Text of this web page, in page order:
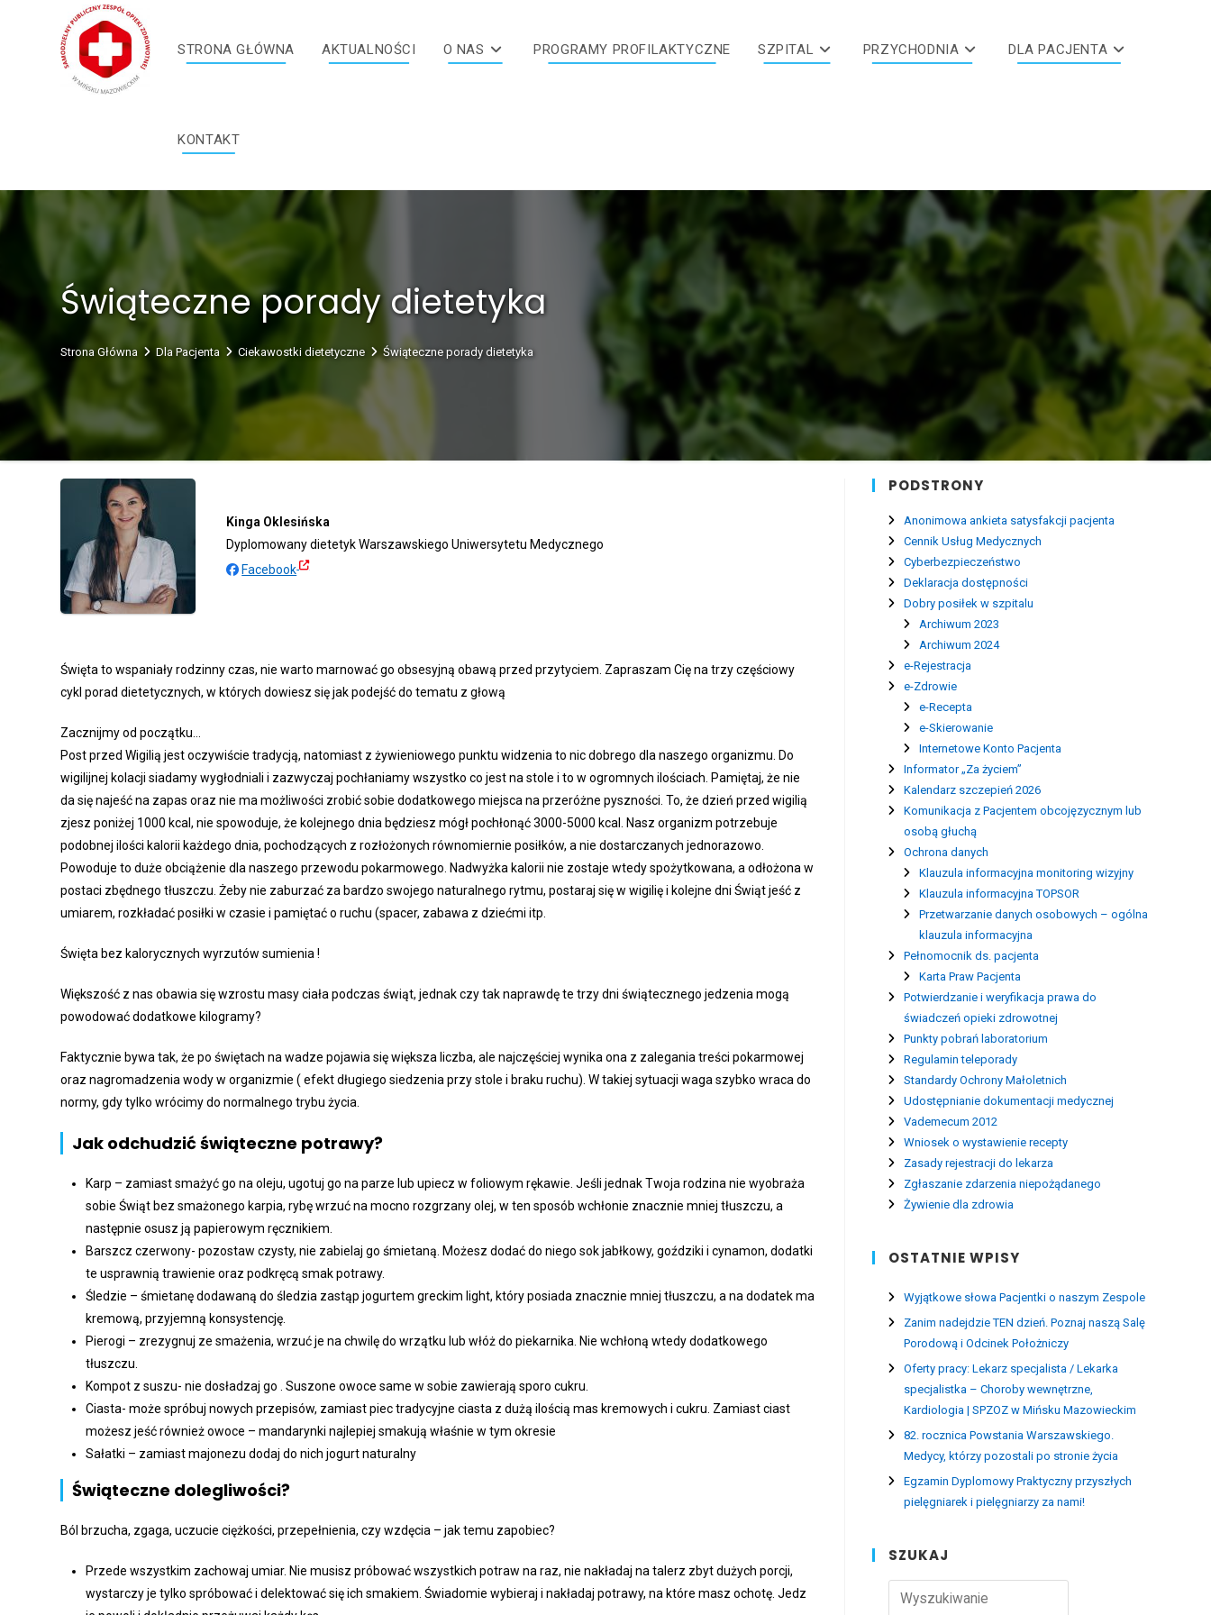
STRONA GŁÓWNA AKTUALNOŚCI O NAS PROGRAMY PROFILAKTYCZNE SZPITAL PRZYCHODNIA DLA PACJENTA
KONTAKT
Świąteczne porady dietetyka
Strona Główna Dla Pacjenta Ciekawostki dietetyczne Świąteczne porady dietetyka
Kinga Oklesińska
Dyplomowany dietetyk Warszawskiego Uniwersytetu Medycznego
Facebook
Święta to wspaniały rodzinny czas, nie warto marnować go obsesyjną obawą przed przytyciem. Zapraszam Cię na trzy częściowy
cykl porad dietetycznych, w których dowiesz się jak podejść do tematu z głową
Zacznijmy od początku…
Post przed Wigilią jest oczywiście tradycją, natomiast z żywieniowego punktu widzenia to nic dobrego dla naszego organizmu. Do
wigilijnej kolacji siadamy wygłodniali i zazwyczaj pochłaniamy wszystko co jest na stole i to w ogromnych ilościach. Pamiętaj, że nie
da się najeść na zapas oraz nie ma możliwości zrobić sobie dodatkowego miejsca na przeróżne pyszności. To, że dzień przed wigilią
zjesz poniżej 1000 kcal, nie spowoduje, że kolejnego dnia będziesz mógł pochłonąć 3000-5000 kcal. Nasz organizm potrzebuje
podobnej ilości kalorii każdego dnia, pochodzących z rozłożonych równomiernie posiłków, a nie dostarczanych jednorazowo.
Powoduje to duże obciążenie dla naszego przewodu pokarmowego. Nadwyżka kalorii nie zostaje wtedy spożytkowana, a odłożona w
postaci zbędnego tłuszczu. Żeby nie zaburzać za bardzo swojego naturalnego rytmu, postaraj się w wigilię i kolejne dni Świąt jeść z
umiarem, rozkładać posiłki w czasie i pamiętać o ruchu (spacer, zabawa z dziećmi itp.
Święta bez kalorycznych wyrzutów sumienia !
Większość z nas obawia się wzrostu masy ciała podczas świąt, jednak czy tak naprawdę te trzy dni świątecznego jedzenia mogą
powodować dodatkowe kilogramy?
Faktycznie bywa tak, że po świętach na wadze pojawia się większa liczba, ale najczęściej wynika ona z zalegania treści pokarmowej
oraz nagromadzenia wody w organizmie ( efekt długiego siedzenia przy stole i braku ruchu). W takiej sytuacji waga szybko wraca do
normy, gdy tylko wrócimy do normalnego trybu życia.
Jak odchudzić świąteczne potrawy?
Karp – zamiast smażyć go na oleju, ugotuj go na parze lub upiecz w foliowym rękawie. Jeśli jednak Twoja rodzina nie wyobraża
sobie Świąt bez smażonego karpia, rybę wrzuć na mocno rozgrzany olej, w ten sposób wchłonie znacznie mniej tłuszczu, a
następnie osusz ją papierowym ręcznikiem.
Barszcz czerwony- pozostaw czysty, nie zabielaj go śmietaną. Możesz dodać do niego sok jabłkowy, goździki i cynamon, dodatki
te usprawnią trawienie oraz podkręcą smak potrawy.
Śledzie – śmietanę dodawaną do śledzia zastąp jogurtem greckim light, który posiada znacznie mniej tłuszczu, a na dodatek ma
kremową, przyjemną konsystencję.
Pierogi – zrezygnuj ze smażenia, wrzuć je na chwilę do wrzątku lub włóż do piekarnika. Nie wchłoną wtedy dodatkowego
tłuszczu.
Kompot z suszu- nie dosładzaj go . Suszone owoce same w sobie zawierają sporo cukru.
Ciasta- może spróbuj nowych przepisów, zamiast piec tradycyjne ciasta z dużą ilością mas kremowych i cukru. Zamiast ciast
możesz jeść również owoce – mandarynki najlepiej smakują właśnie w tym okresie
Sałatki – zamiast majonezu dodaj do nich jogurt naturalny
Świąteczne dolegliwości?
Ból brzucha, zgaga, uczucie ciężkości, przepełnienia, czy wzdęcia – jak temu zapobiec?
Przede wszystkim zachowaj umiar. Nie musisz próbować wszystkich potraw na raz, nie nakładaj na talerz zbyt dużych porcji,
wystarczy je tylko spróbować i delektować się ich smakiem. Świadomie wybieraj i nakładaj potrawy, na które masz ochotę. Jedz
PODSTRONY
Anonimowa ankieta satysfakcji pacjenta
Cennik Usług Medycznych
Cyberbezpieczeństwo
Deklaracja dostępności
Dobry posiłek w szpitalu
Archiwum 2023
Archiwum 2024
e-Rejestracja
e-Zdrowie
e-Recepta
e-Skierowanie
Internetowe Konto Pacjenta
Informator „Za życiem”
Kalendarz szczepień 2026
Komunikacja z Pacjentem obcojęzycznym lub
osobą głuchą
Ochrona danych
Klauzula informacyjna monitoring wizyjny
Klauzula informacyjna TOPSOR
Przetwarzanie danych osobowych – ogólna
klauzula informacyjna
Pełnomocnik ds. pacjenta
Karta Praw Pacjenta
Potwierdzanie i weryfikacja prawa do
świadczeń opieki zdrowotnej
Punkty pobrań laboratorium
Regulamin teleporady
Standardy Ochrony Małoletnich
Udostępnianie dokumentacji medycznej
Vademecum 2012
Wniosek o wystawienie recepty
Zasady rejestracji do lekarza
Zgłaszanie zdarzenia niepożądanego
Żywienie dla zdrowia
OSTATNIE WPISY
Wyjątkowe słowa Pacjentki o naszym Zespole
Zanim nadejdzie TEN dzień. Poznaj naszą Salę
Porodową i Odcinek Położniczy
Oferty pracy: Lekarz specjalista / Lekarka
specjalistka – Choroby wewnętrzne,
Kardiologia | SPZOZ w Mińsku Mazowieckim
82. rocznica Powstania Warszawskiego.
Medycy, którzy pozostali po stronie życia
Egzamin Dyplomowy Praktyczny przyszłych
pielęgniarek i pielęgniarzy za nami!
SZUKAJ